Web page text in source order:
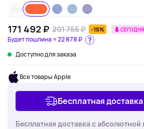
Будет пошлина ≈22 878 ₽
171 492 ₽ 201 755 ₽ -15%
Доступно для заказа
Все товары Apple
Бесплатная доставка
Бесплатная доставка с абсолютной